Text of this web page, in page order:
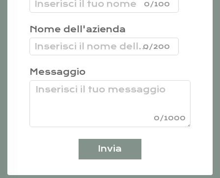
0/100
Nome dell'azienda
0/200
Messaggio
0/1000
Invia